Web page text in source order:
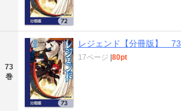
73
巻
レジェンド【分冊版】 73
17ページ 80pt